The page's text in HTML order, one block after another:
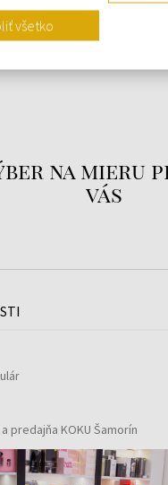
na mieru
vás
predajňa KOKU Šamorín
všetko